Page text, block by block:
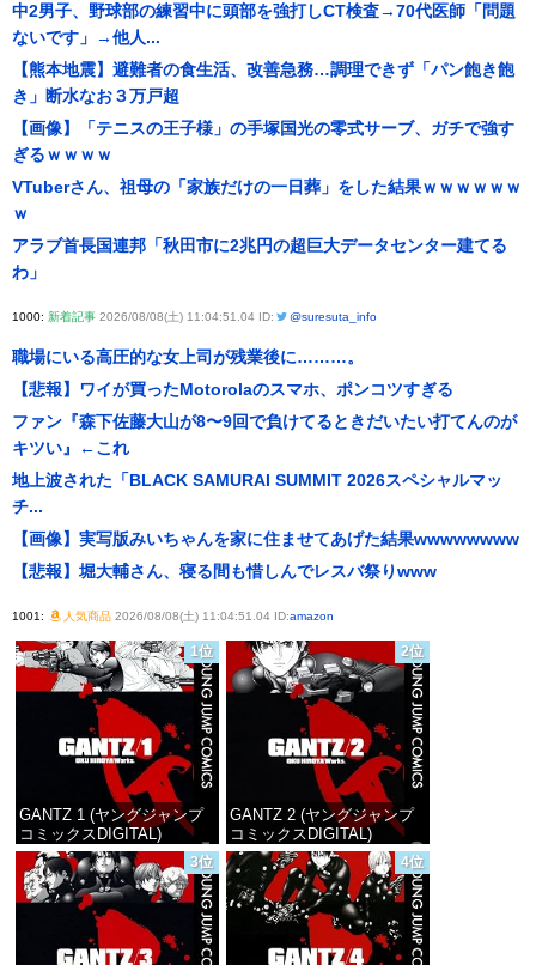
中2男子、野球部の練習中に頭部を強打しCT検査→70代医師「問題
ないです」→他人...
【熊本地震】避難者の食生活、改善急務…調理できず「パン飽き飽
き」断水なお３万戸超
【画像】「テニスの王子様」の手塚国光の零式サーブ、ガチで強す
ぎるｗｗｗｗ
VTuberさん、祖母の「家族だけの一日葬」をした結果ｗｗｗｗｗｗ
ｗ
アラブ首長国連邦「秋田市に2兆円の超巨大データセンター建てる
わ」
1000: 新着記事 2026/08/08(土) 11:04:51.04 ID: @suresuta_info
職場にいる高圧的な女上司が残業後に………。
【悲報】ワイが買ったMotorolaのスマホ、ポンコツすぎる
ファン『森下佐藤大山が8〜9回で負けてるときだいたい打てんのが
キツい』←これ
地上波された「BLACK SAMURAI SUMMIT 2026スペシャルマッ
チ...
【画像】実写版みいちゃんを家に住ませてあげた結果wwwwwwww
【悲報】堀大輔さん、寝る間も惜しんでレスバ祭りwww
1001: 人気商品2026/08/08(土) 11:04:51.04 ID:amazon
1位
GANTZ 1 (ヤングジャンプ
コミックスDIGITAL)
価格：¥100
2位
GANTZ 2 (ヤングジャンプ
コミックスDIGITAL)
価格：¥100
3位 4位